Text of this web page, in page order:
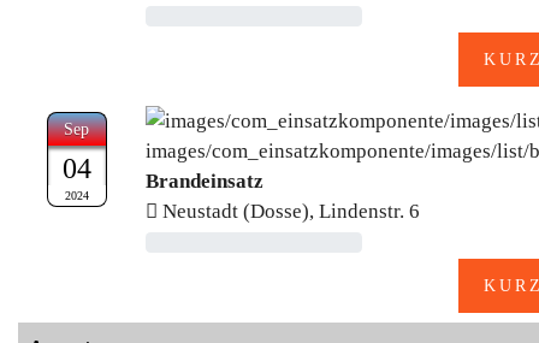
Sep
04
2024
Brandeinsatz
Neustadt (Dosse), Lindenstr. 6